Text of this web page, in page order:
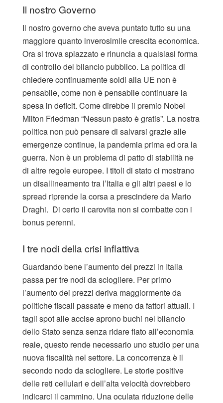
Il nostro Governo
Il nostro governo che aveva puntato tutto su una
maggiore quanto inverosimile crescita economica.
Ora si trova spiazzato e rinuncia a qualsiasi forma
di controllo del bilancio pubblico. La politica di
chiedere continuamente soldi alla UE non è
pensabile, come non è pensabile continuare la
spesa in deficit. Come direbbe il premio Nobel
Milton Friedman “Nessun pasto è gratis”. La nostra
politica non può pensare di salvarsi grazie alle
emergenze continue, la pandemia prima ed ora la
guerra. Non è un problema di patto di stabilità ne
di altre regole europee. I titoli di stato ci mostrano
un disallineamento tra l’Italia e gli altri paesi e lo
spread riprende la corsa a prescindere da Mario
Draghi. Di certo il carovita non si combatte con i
bonus perenni.
I tre nodi della crisi inflattiva
Guardando bene l’aumento dei prezzi in Italia
passa per tre nodi da sciogliere. Per primo
l’aumento dei prezzi deriva maggiormente da
politiche fiscali passate e meno da fattori attuali. I
tagli spot alle accise aprono buchi nel bilancio
dello Stato senza senza ridare fiato all’economia
reale, questo rende necessario uno studio per una
nuova fiscalità nel settore. La concorrenza è il
secondo nodo da sciogliere. Le storie positive
delle reti cellulari e dell’alta velocità dovrebbero
indicarci il cammino. Una oculata riduzione delle